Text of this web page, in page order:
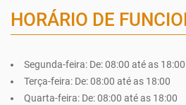
HORÁRIO DE
Segunda-feira: De: 08:00 até as 18:00
Terça-feira: De: 08:00 até as 18:00
Quarta-feira: De: 08:00 até as 18:00